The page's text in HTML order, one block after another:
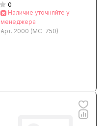
0
Наличие уточняйте у
менеджера
Арт. 2000 (МС-750)